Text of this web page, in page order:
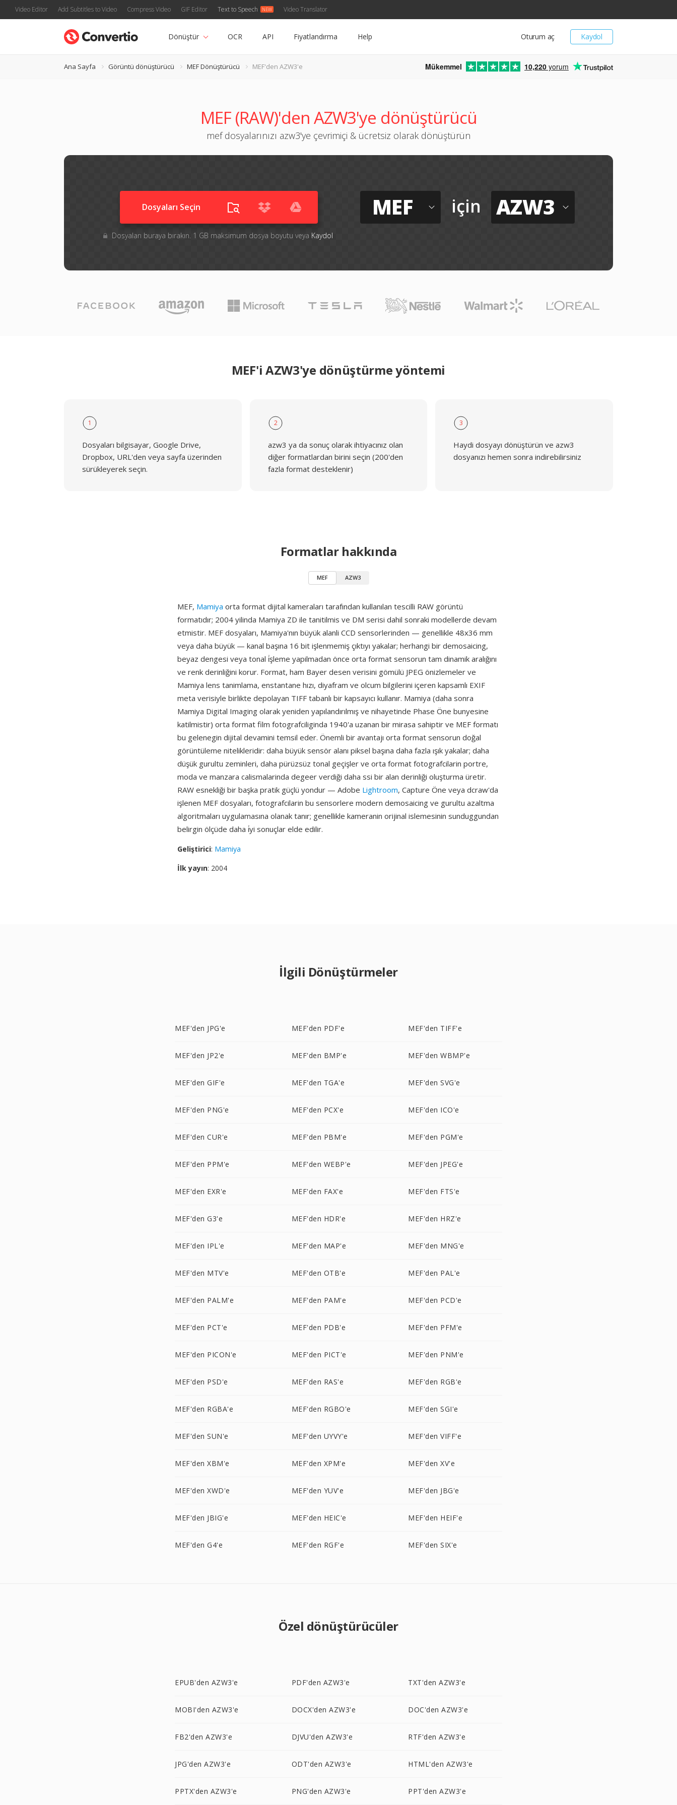
Video Editor Add Subtitles to Video Compress Video GIF Editor Text to Speech Video Translator
Kaydol
Oturum aç
Dönüştür OCR API Fiyatlandırma Help
Ana Sayfa Görüntü dönüştürücü MEF Dönüştürücü MEF'den AZW3'e Mükemmel 10,220 yorum
MEF (RAW)'den AZW3'ye dönüştürücü
mef dosyalarınızı azw3'ye çevrimiçi & ücretsiz olarak dönüştürün
Dosyaları Seçin
Dosyaları buraya bırakın. 1 GB maksimum dosya boyutu veya Kaydol
MEF için AZW3
MEF'i AZW3'ye dönüştürme yöntemi
1
Dosyaları bilgisayar, Google Drive,
Dropbox, URL'den veya sayfa üzerinden
sürükleyerek seçin.
2
azw3 ya da sonuç olarak ihtiyacınız olan
diğer formatlardan birini seçin (200'den
fazla format desteklenir)
3
Haydi dosyayı dönüştürün ve azw3
dosyanızı hemen sonra indirebilirsiniz
Formatlar hakkında
MEF AZW3
MEF, Mamiya orta format dijital kameraları tarafından kullanılan tescilli RAW görüntü
formatıdır; 2004 yilinda Mamiya ZD ile tanitilmis ve DM serisi dahil sonraki modellerde devam
etmistir. MEF dosyaları, Mamiya'nın büyük alanli CCD sensorlerinden — genellikle 48x36 mm
veya daha büyük — kanal başına 16 bit işlenmemiş çıktıyı yakalar; herhangi bir demosaicing,
beyaz dengesi veya tonal i̇şleme yapilmadan önce orta format sensorun tam dinamik aralığını
ve renk derinliğini korur. Format, ham Bayer desen verisini gömülü JPEG önizlemeler ve
Mamiya lens tanimlama, enstantane hızı, diyafram ve olcum bilgilerini içeren kapsamlı EXIF
meta verisiyle birlikte depolayan TIFF tabanlı bir kapsayıcı kullanır. Mamiya (daha sonra
Mamiya Digital Imaging olarak yeniden yapılandırılmış ve nihayetinde Phase Öne bunyesine
katilmistir) orta format film fotografciliginda 1940'a uzanan bir mirasa sahiptir ve MEF formatı
bu gelenegin dijital devamini temsil eder. Önemli bir avantajı orta format sensorun doğal
görüntüleme nitelikleridir: daha büyük sensör alanı piksel başına daha fazla ışık yakalar; daha
düşük gurultu zeminleri, daha pürüzsüz tonal geçişler ve orta format fotografcilarin portre,
moda ve manzara calismalarinda degeer verdiği daha ssi bir alan derinliği oluşturma üretir.
RAW esnekliği bir başka pratik güçlü yondur — Adobe Lightroom, Capture Öne veya dcraw'da
işlenen MEF dosyaları, fotografcilarin bu sensorlere modern demosaicing ve gurultu azaltma
algoritmaları uygulamasına olanak tanır; genellikle kameranin orijinal islemesinin sunduggundan
belirgin ölçüde daha i̇yi sonuçlar elde edilir.
Geliştirici: Mamiya
İlk yayın: 2004
İlgili Dönüştürmeler
MEF'den JPG'e MEF'den PDF'e MEF'den TIFF'e
MEF'den JP2'e MEF'den BMP'e MEF'den WBMP'e
MEF'den GIF'e MEF'den TGA'e MEF'den SVG'e
MEF'den PNG'e MEF'den PCX'e MEF'den ICO'e
MEF'den CUR'e MEF'den PBM'e MEF'den PGM'e
MEF'den PPM'e MEF'den WEBP'e MEF'den JPEG'e
MEF'den EXR'e MEF'den FAX'e MEF'den FTS'e
MEF'den G3'e MEF'den HDR'e MEF'den HRZ'e
MEF'den IPL'e MEF'den MAP'e MEF'den MNG'e
MEF'den MTV'e MEF'den OTB'e MEF'den PAL'e
MEF'den PALM'e MEF'den PAM'e MEF'den PCD'e
MEF'den PCT'e MEF'den PDB'e MEF'den PFM'e
MEF'den PICON'e MEF'den PICT'e MEF'den PNM'e
MEF'den PSD'e MEF'den RAS'e MEF'den RGB'e
MEF'den RGBA'e MEF'den RGBO'e MEF'den SGI'e
MEF'den SUN'e MEF'den UYVY'e MEF'den VIFF'e
MEF'den XBM'e MEF'den XPM'e MEF'den XV'e
MEF'den XWD'e MEF'den YUV'e MEF'den JBG'e
MEF'den JBIG'e MEF'den HEIC'e MEF'den HEIF'e
MEF'den G4'e MEF'den RGF'e MEF'den SIX'e
Özel dönüştürücüler
EPUB'den AZW3'e PDF'den AZW3'e TXT'den AZW3'e
MOBI'den AZW3'e DOCX'den AZW3'e DOC'den AZW3'e
FB2'den AZW3'e DJVU'den AZW3'e RTF'den AZW3'e
JPG'den AZW3'e ODT'den AZW3'e HTML'den AZW3'e
PPTX'den AZW3'e PNG'den AZW3'e PPT'den AZW3'e